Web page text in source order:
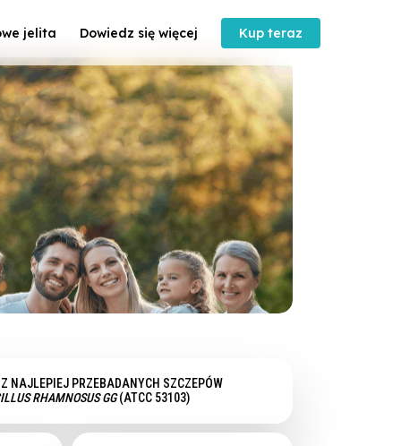
jelita Dowiedz się więcej Kup teraz
NAJLEPIEJ PRZEBADANYCH SZCZEPÓW
RHAMNOSUS GG(ATCC 53103)